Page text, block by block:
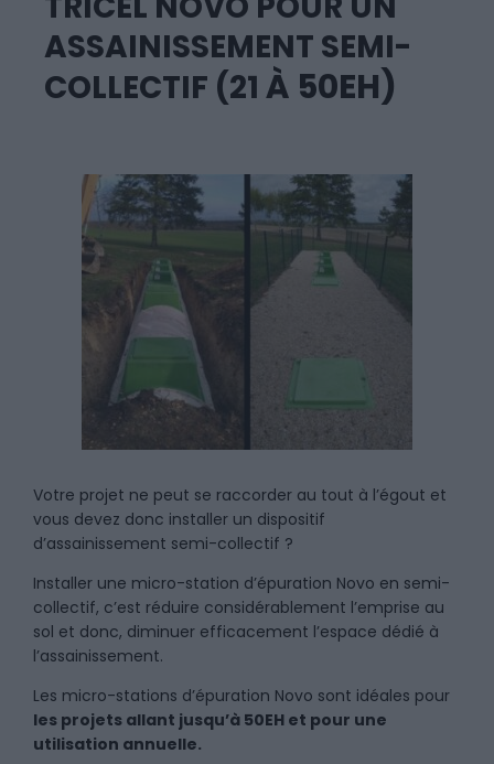
ASSAINISSEMENT SEMI-
COLLECTIF (21 À 50EH)
Votre projet ne peut se raccorder au tout à l’égout et
vous devez donc installer un dispositif
d’assainissement semi-collectif ?
Installer une micro-station d’épuration Novo en semi-
collectif, c’est réduire considérablement l’emprise au
sol et donc, diminuer efficacement l’espace dédié à
l’assainissement.
Les micro-stations d’épuration Novo sont idéales pour
les projets allant jusqu’à 50EH et pour une
utilisation annuelle.